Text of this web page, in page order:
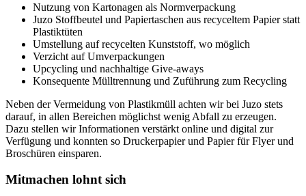
Nutzung von Kartonagen als Normverpackung
Juzo Stoffbeutel und Papiertaschen aus recyceltem Papier statt
Plastiktüten
Umstellung auf recycelten Kunststoff, wo möglich
Verzicht auf Umverpackungen
Upcycling und nachhaltige Give-aways
Konsequente Mülltrennung und Zuführung zum Recycling
Neben der Vermeidung von Plastikmüll achten wir bei Juzo stets
darauf, in allen Bereichen möglichst wenig Abfall zu erzeugen.
Dazu stellen wir Informationen verstärkt online und digital zur
Verfügung und konnten so Druckerpapier und Papier für Flyer und
Broschüren einsparen.
Mitmachen lohnt sich